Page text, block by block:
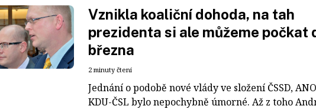
Vznikla koaliční dohoda, na tah
prezidenta si ale můžeme počkat
března
2 minuty čtení
Jednání o podobě nové vlády ve složení ČSSD,
KDU-ČSL bylo nepochybně úmorné. Až z toho